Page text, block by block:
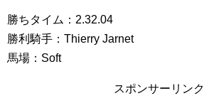
勝ちタイム：2.32.04
勝利騎手：Thierry Jarnet
馬場：Soft
スポンサーリンク